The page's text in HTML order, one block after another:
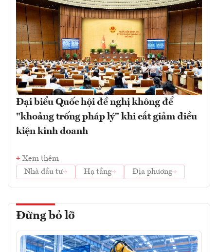
Đại biểu Quốc hội đề nghị không để
"khoảng trống pháp lý" khi cắt giảm điều
kiện kinh doanh
Xem thêm
Nhà đầu tư
Hạ tầng Địa phương
Đừng bỏ lỡ